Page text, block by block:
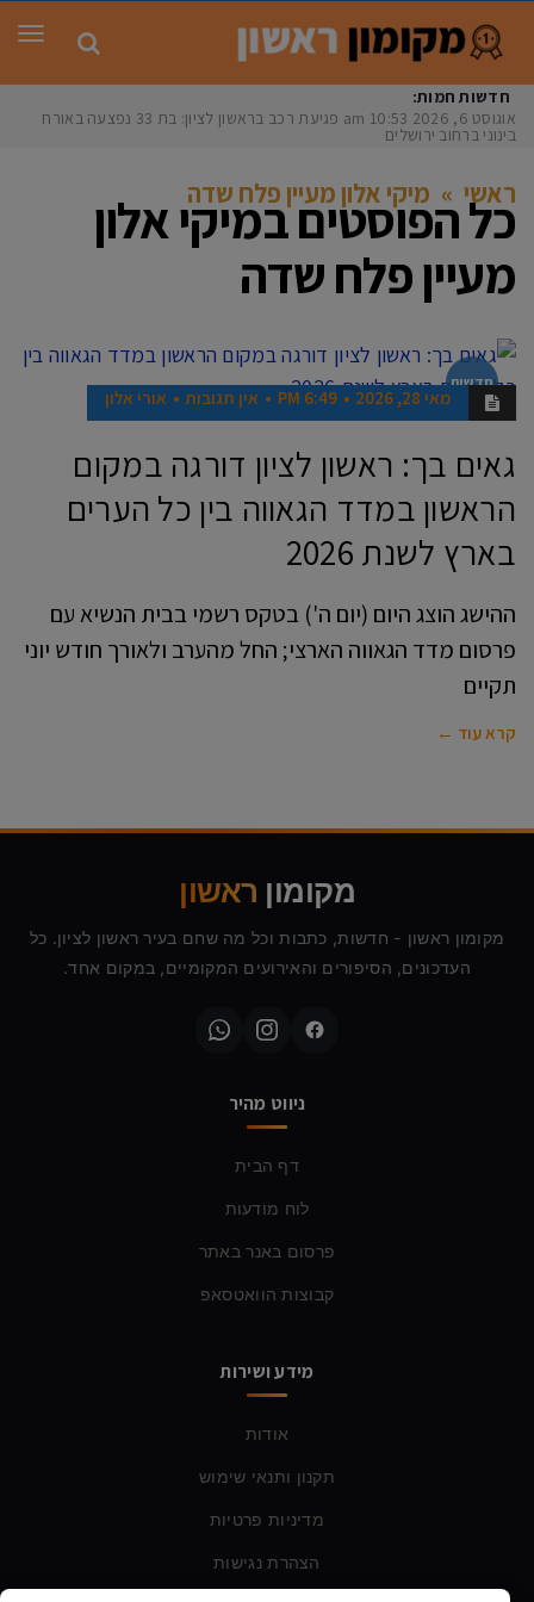
חדשות חמות:
אוגוסט 6, 2026
10:53 am פגיעת רכב בראשון לציון: בת 33 נפצעה באורח
בינוני ברחוב ירושלים
ראשי » מיקי אלון מעיין פלח שדה
כל הפוסטים במיקי אלון
מעיין פלח שדה
חדשות
מאי 28, 2026 6:49 PM אין תגובות אורי אלון
גאים בך: ראשון לציון דורגה במקום
הראשון במדד הגאווה בין כל הערים
בארץ לשנת 2026
ההישג הוצג היום (יום ה') בטקס רשמי בבית הנשיא עם
פרסום מדד הגאווה הארצי; החל מהערב ולאורך חודש יוני
תקיים
קרא עוד ←
מקומון ראשון
מקומון ראשון - חדשות, כתבות וכל מה שחם בעיר ראשון לציון. כל
העדכונים, הסיפורים והאירועים המקומיים, במקום אחד.
ניווט מהיר
דף הבית
לוח מודעות
פרסום באנר באתר
קבוצות הוואטסאפ
מידע ושירות
אודות
תקנון ותנאי שימוש
מדיניות פרטיות
הצהרת נגישות